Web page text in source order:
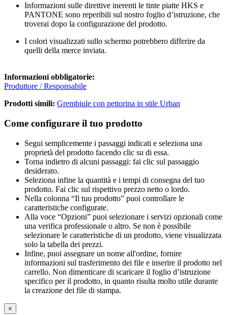
Informazioni sulle direttive inerenti le tinte piatte HKS e
PANTONE sono reperibili sul nostro foglio d’istruzione, che
troverai dopo la configurazione del prodotto.
I colori visualizzati sullo schermo potrebbero differire da
quelli della merce inviata.
Informazioni obbligatorie:
Produttore / Responsabile
Prodotti simili: Grembiule con pettorina in stile Urban
Come configurare il tuo prodotto
Segui semplicemente i passaggi indicati e seleziona una
proprietà del prodotto facendo clic su di essa.
Torna indietro di alcuni passaggi: fai clic sul passaggio
desiderato.
Seleziona infine la quantità e i tempi di consegna del tuo
prodotto. Fai clic sul rispettivo prezzo netto o lordo.
Nella colonna “Il tuo prodotto” puoi controllare le
caratteristiche configurate.
Alla voce “Opzioni” puoi selezionare i servizi opzionali come
una verifica professionale o altro. Se non è possibile
selezionare le caratteristiche di un prodotto, viene visualizzata
solo la tabella dei prezzi.
Infine, puoi assegnare un nome all'ordine, fornire
informazioni sul trasferimento dei file e inserire il prodotto nel
carrello. Non dimenticare di scaricare il foglio d’istruzione
specifico per il prodotto, in quanto risulta molto utile durante
la creazione dei file di stampa.
×